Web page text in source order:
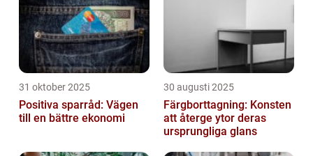
31 oktober 2025
Positiva sparråd: Vägen
till en bättre ekonomi
30 augusti 2025
Färgborttagning: Konsten
att återge ytor deras
ursprungliga glans